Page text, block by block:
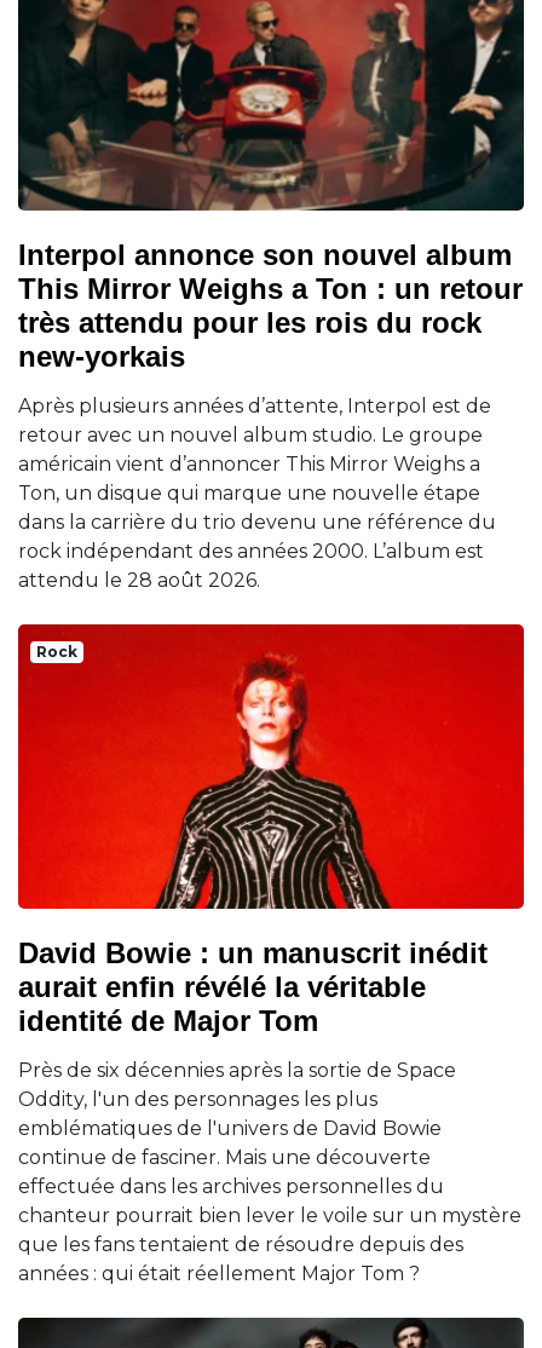
Interpol annonce son nouvel album
This Mirror Weighs a Ton : un retour
très attendu pour les rois du rock
new-yorkais
Après plusieurs années d’attente, Interpol est de
retour avec un nouvel album studio. Le groupe
américain vient d’annoncer This Mirror Weighs a
Ton, un disque qui marque une nouvelle étape
dans la carrière du trio devenu une référence du
rock indépendant des années 2000. L’album est
attendu le 28 août 2026.
Rock
David Bowie : un manuscrit inédit
aurait enfin révélé la véritable
identité de Major Tom
Près de six décennies après la sortie de Space
Oddity, l'un des personnages les plus
emblématiques de l'univers de David Bowie
continue de fasciner. Mais une découverte
effectuée dans les archives personnelles du
chanteur pourrait bien lever le voile sur un mystère
que les fans tentaient de résoudre depuis des
années : qui était réellement Major Tom ?